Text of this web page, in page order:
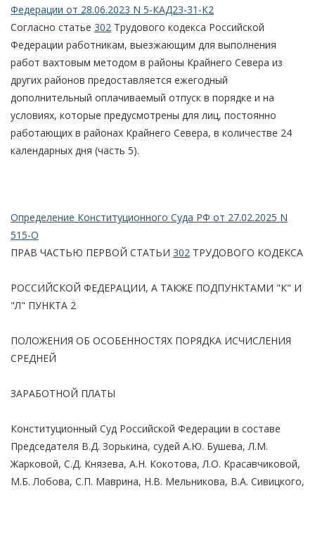
Федерации от 28.06.2023 N 5-КАД23-31-К2
Согласно статье 302 Трудового кодекса Российской
Федерации работникам, выезжающим для выполнения
работ вахтовым методом в районы Крайнего Севера из
других районов предоставляется ежегодный
дополнительный оплачиваемый отпуск в порядке и на
условиях, которые предусмотрены для лиц, постоянно
работающих в районах Крайнего Севера, в количестве 24
календарных дня (часть 5).
Определение Конституционного Суда РФ от 27.02.2025 N
515-О
ПРАВ ЧАСТЬЮ ПЕРВОЙ СТАТЬИ 302 ТРУДОВОГО КОДЕКСА
РОССИЙСКОЙ ФЕДЕРАЦИИ, А ТАКЖЕ ПОДПУНКТАМИ "К" И
"Л" ПУНКТА 2
ПОЛОЖЕНИЯ ОБ ОСОБЕННОСТЯХ ПОРЯДКА ИСЧИСЛЕНИЯ
СРЕДНЕЙ
ЗАРАБОТНОЙ ПЛАТЫ
Конституционный Суд Российской Федерации в составе
Председателя В.Д. Зорькина, судей А.Ю. Бушева, Л.М.
Жарковой, С.Д. Князева, А.Н. Кокотова, Л.О. Красавчиковой,
М.Б. Лобова, С.П. Маврина, Н.В. Мельникова, В.А. Сивицкого,